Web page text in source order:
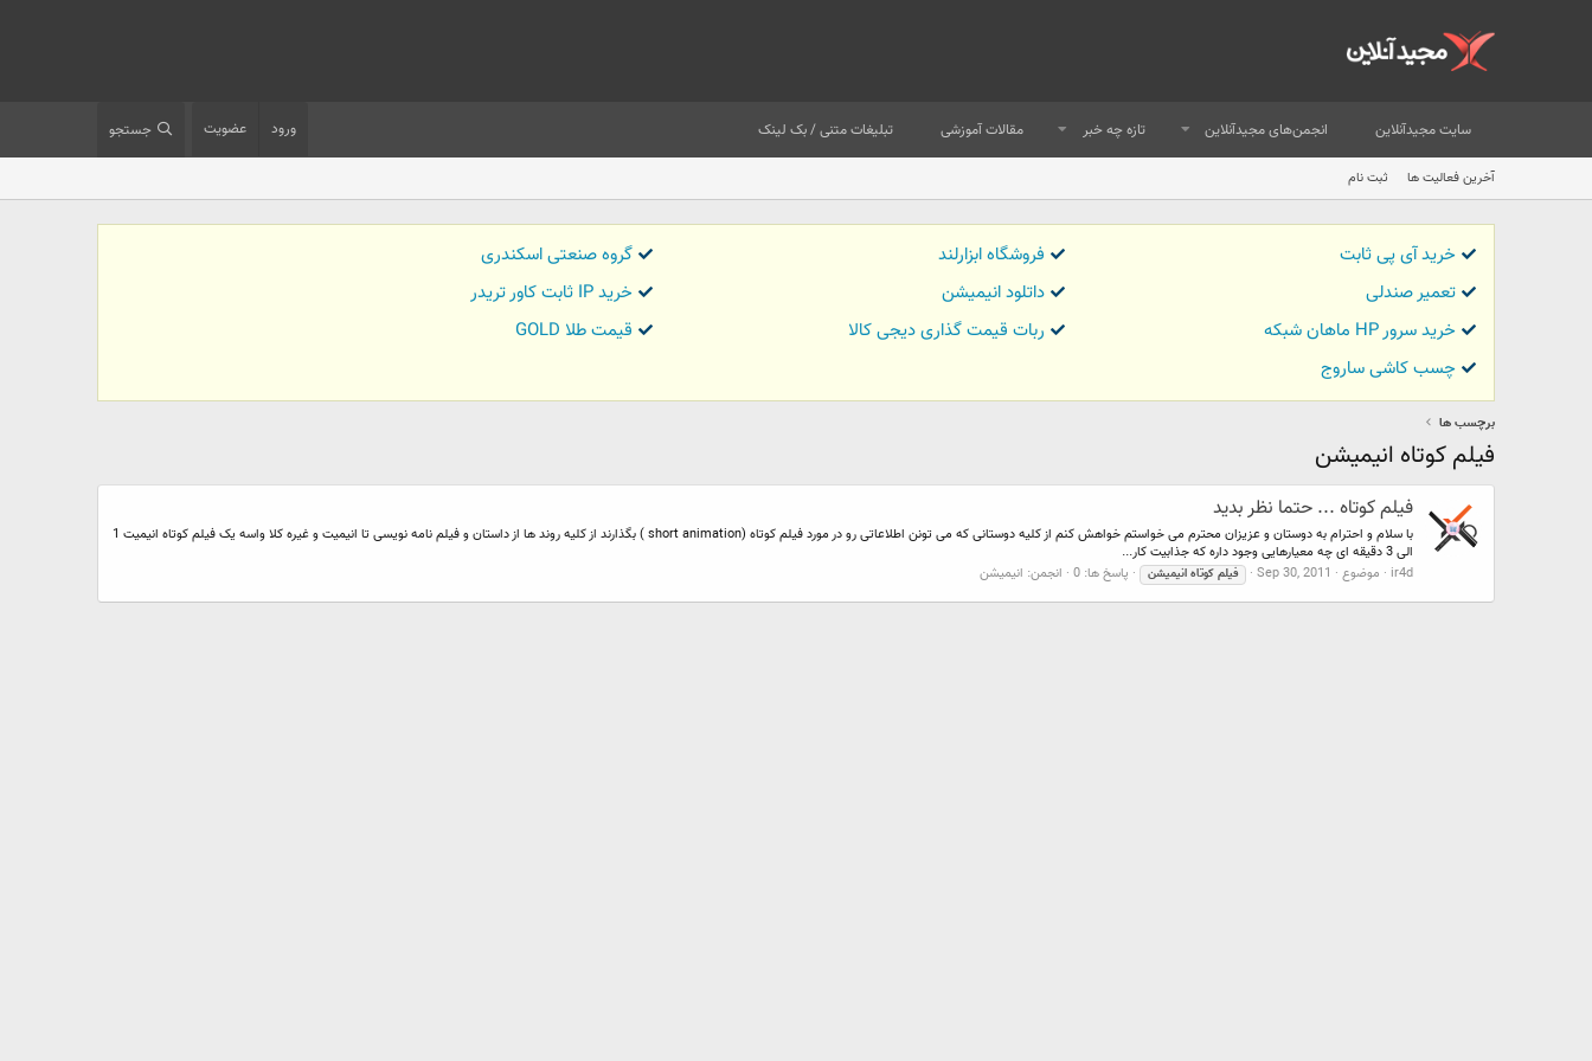
سایت مجیدآنلاین انجمن‌های مجیدآنلاین تازه چه خبر مقالات آموزشی تبلیغات متنی / بک لینک ورود عضویت جستجو
آخرین فعالیت ها ثبت نام
خرید آی پی ثابت فروشگاه ابزارلند
گروه صنعتی اسکندری
تعمیر صندلی
داتلود انیمیشن
خرید IP ثابت کاور تریدر
خرید سرور HP ماهان شبکه
ربات قیمت گذاری دیجی کالا
قیمت طلا GOLD
چسب کاشی ساروج
برچسب ها
فیلم کوتاه انیمیشن
فیلم کوتاه ... حتما نظر بدید
با سلام و احترام به دوستان و عزیزان محترم می خواستم خواهش کنم از کلیه دوستانی که می تونن اطلاعاتی رو در مورد فیلم کوتاه (short animation ) بگذارند از کلیه روند ها از داستان و فیلم نامه نویسی تا انیمیت و غیره کلا واسه یک فیلم کوتاه انیمیت 1
الی 3 دقیقه ای چه معیارهایی وجود داره که جذابیت کار...
ir4d
موضوع Sep 30, 2011 فیلم کوتاه انیمیشن پاسخ ها: 0 انجمن: انيميشن